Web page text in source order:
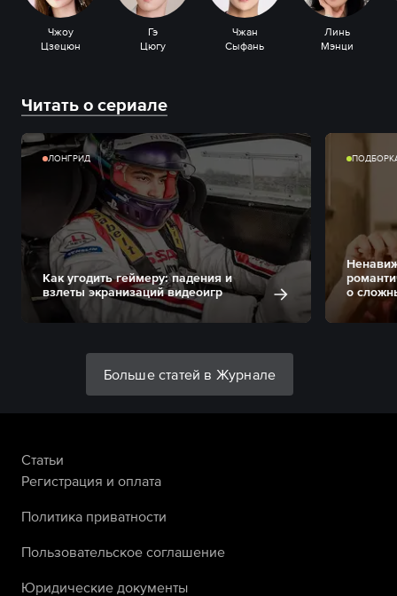
Чжоу
Цзецюн
Гэ
Цюгу
Чжан
Сыфань
Линь
Мэнци
Читать о сериале
ЛОНГРИД
Как угодить геймеру: падения и
взлеты экранизаций видеоигр
о
Больше статей в Журнале
Статьи
Регистрация и оплата
Политика приватности
Пользовательское соглашение
Юридические документы